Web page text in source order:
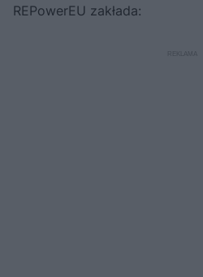
REPowerEU zakłada: